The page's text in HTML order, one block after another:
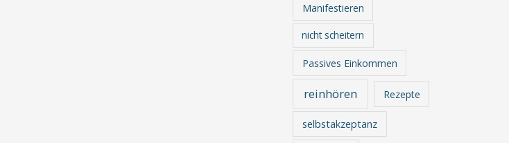
Manifestieren
nicht scheitern
Passives Einkommen
reinhören Rezepte
selbstakzeptanz